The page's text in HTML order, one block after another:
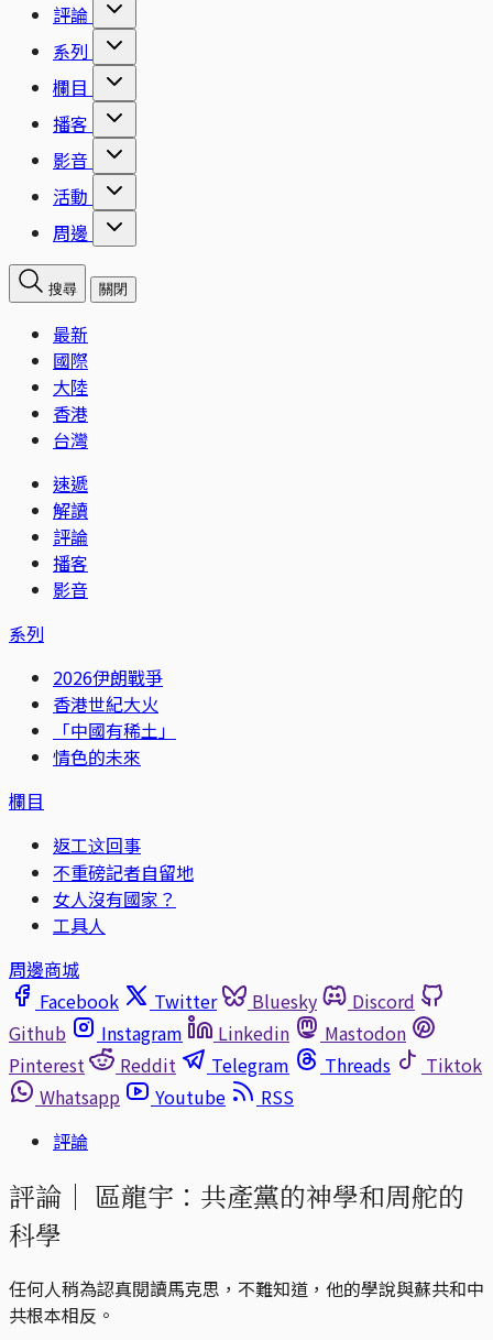
評論
系列
欄目
播客
影音
活動
周邊
搜尋 關閉
最新
國際
大陸
香港
台灣
速遞
解讀
評論
播客
影音
系列
2026伊朗戰爭
香港世紀大火
「中國有稀土」
情色的未來
欄目
返工这回事
不重磅記者自留地
女人沒有國家？
工具人
周邊商城
Facebook
Twitter Bluesky
Discord
Github
Instagram Linkedin
Mastodon
Pinterest
Reddit Telegram Threads
Tiktok
Whatsapp
Youtube
RSS
評論
評論｜ 區龍宇：共產黨的神學和周舵的
科學
任何人稍為認真閱讀馬克思，不難知道，他的學說與蘇共和中
共根本相反。